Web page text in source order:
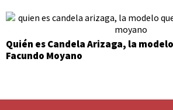
Quién es Candela Arizaga, la
Facundo Moyano